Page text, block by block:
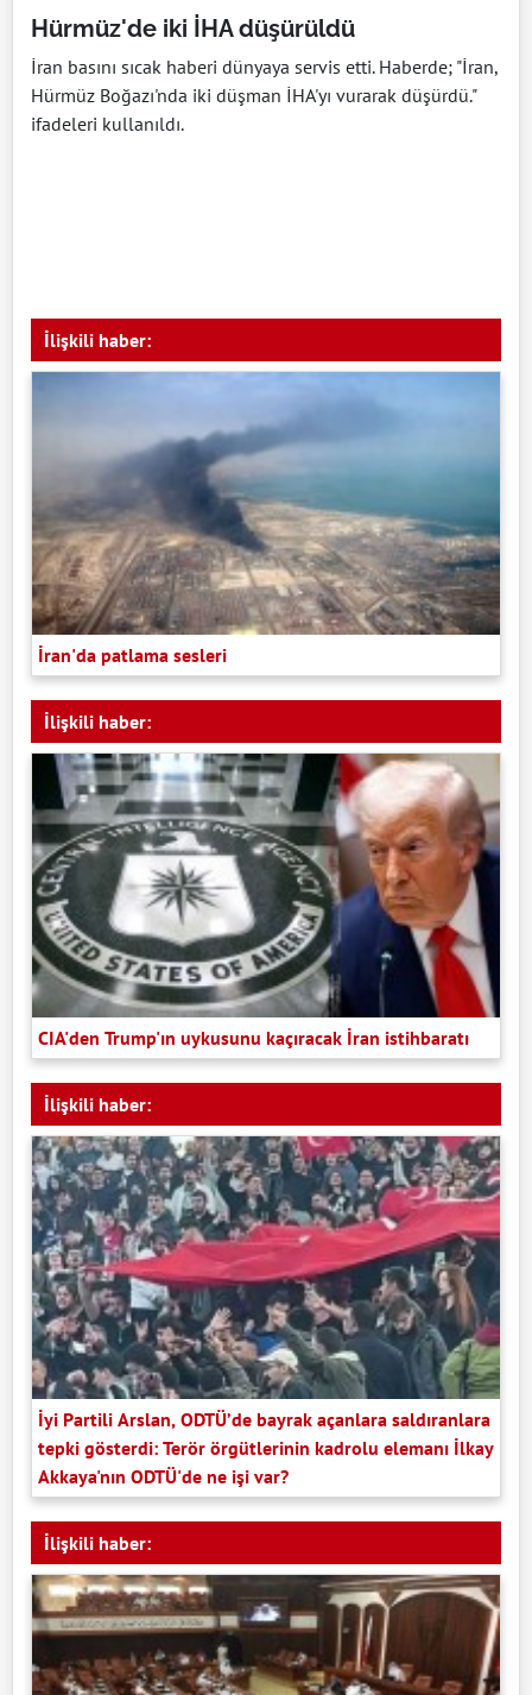
Hürmüz'de iki İHA düşürüldü
İran basını sıcak haberi dünyaya servis etti. Haberde; "İran,
Hürmüz Boğazı'nda iki düşman İHA'yı vurarak düşürdü."
ifadeleri kullanıldı.
İlişkili haber:
İran'da patlama sesleri
İlişkili haber:
CIA'den Trump'ın uykusunu kaçıracak İran istihbaratı
İlişkili haber:
İyi Partili Arslan, ODTÜ’de bayrak açanlara saldıranlara
tepki gösterdi: Terör örgütlerinin kadrolu elemanı İlkay
Akkaya'nın ODTÜ'de ne işi var?
İlişkili haber: